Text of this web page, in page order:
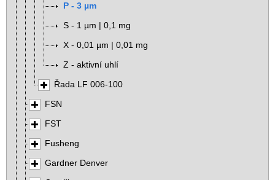
P - 3 µm
S - 1 µm | 0,1 mg
X - 0,01 µm | 0,01 mg
Z - aktivní uhlí
Řada LF 006-100
FSN
FST
Fusheng
Gardner Denver